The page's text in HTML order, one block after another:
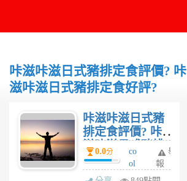
咔滋咔滋日式豬排定食評價? 咔
滋咔滋日式豬排定食好評?
咔滋咔滋日式豬
排定食評價? 咔
滋咔滋日式豬排
定食好評?
0.0分
co
ol
6
舉
報